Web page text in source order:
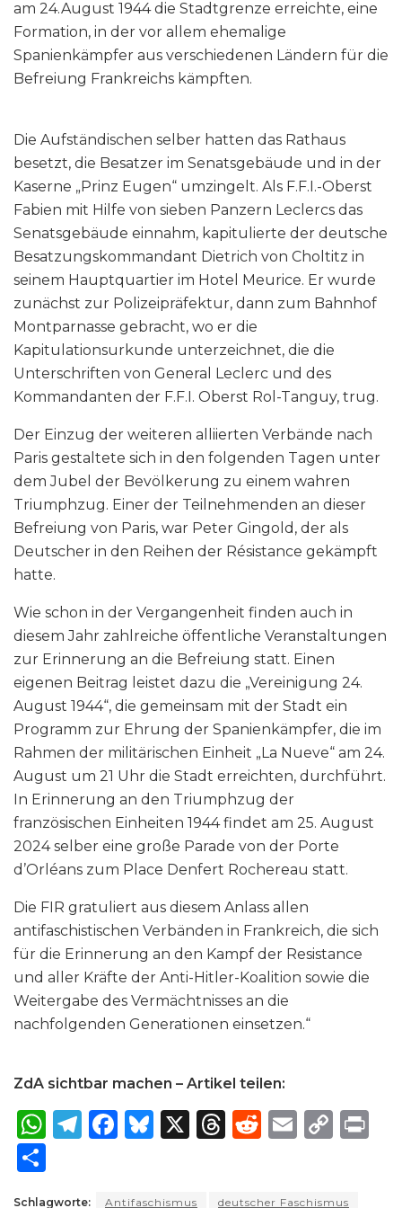
am 24.August 1944 die Stadtgrenze erreichte, eine
Formation, in der vor allem ehemalige
Spanienkämpfer aus verschiedenen Ländern für die
Befreiung Frankreichs kämpften.
Die Aufständischen selber hatten das Rathaus
besetzt, die Besatzer im Senatsgebäude und in der
Kaserne „Prinz Eugen“ umzingelt. Als F.F.I.-Oberst
Fabien mit Hilfe von sieben Panzern Leclercs das
Senatsgebäude einnahm, kapitulierte der deutsche
Besatzungskommandant Dietrich von Choltitz in
seinem Hauptquartier im Hotel Meurice. Er wurde
zunächst zur Polizeipräfektur, dann zum Bahnhof
Montparnasse gebracht, wo er die
Kapitulationsurkunde unterzeichnet, die die
Unterschriften von General Leclerc und des
Kommandanten der F.F.I. Oberst Rol-Tanguy, trug.
Der Einzug der weiteren alliierten Verbände nach
Paris gestaltete sich in den folgenden Tagen unter
dem Jubel der Bevölkerung zu einem wahren
Triumphzug. Einer der Teilnehmenden an dieser
Befreiung von Paris, war Peter Gingold, der als
Deutscher in den Reihen der Résistance gekämpft
hatte.
Wie schon in der Vergangenheit finden auch in
diesem Jahr zahlreiche öffentliche Veranstaltungen
zur Erinnerung an die Befreiung statt. Einen
eigenen Beitrag leistet dazu die „Vereinigung 24.
August 1944“, die gemeinsam mit der Stadt ein
Programm zur Ehrung der Spanienkämpfer, die im
Rahmen der militärischen Einheit „La Nueve“ am 24.
August um 21 Uhr die Stadt erreichten, durchführt.
In Erinnerung an den Triumphzug der
französischen Einheiten 1944 findet am 25. August
2024 selber eine große Parade von der Porte
d’Orléans zum Place Denfert Rochereau statt.
Die FIR gratuliert aus diesem Anlass allen
antifaschistischen Verbänden in Frankreich, die sich
für die Erinnerung an den Kampf der Resistance
und aller Kräfte der Anti-Hitler-Koalition sowie die
Weitergabe des Vermächtnisses an die
nachfolgenden Generationen einsetzen.“
ZdA sichtbar machen – Artikel teilen:
W T
F
B X
T
R
E
C
Schlagworte: Antifaschismus
deutscher Faschismus